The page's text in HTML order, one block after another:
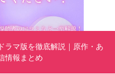
ラマ版を徹底解説｜原作・あ
情報まとめ